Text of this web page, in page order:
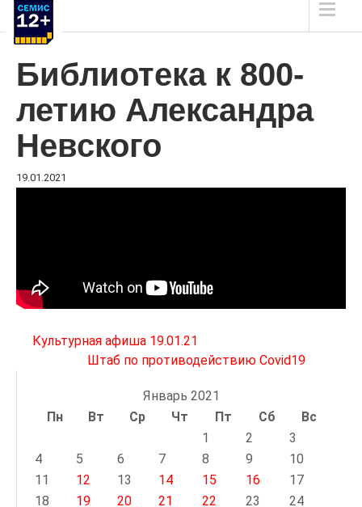
Библиотека к 800-
летию Александра
Невского
19.01.2021
Навигация
Культурная афиша 19.01.21
Штаб по противодействию Covid19
Январь 2021
Пн
Вт Ср Чт Пт Сб
Вс
1
2
3
4
5 6 7 8 9
10
11
12 13 14 15 16
17
18
19 20 21 22 23 24